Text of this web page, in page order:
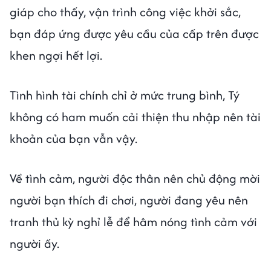
giáp cho thấy, vận trình công việc khởi sắc,
bạn đáp ứng được yêu cầu của cấp trên được
khen ngợi hết lợi.
Tình hình tài chính chỉ ở mức trung bình, Tý
không có ham muốn cải thiện thu nhập nên tài
khoản của bạn vẫn vậy.
Về tình cảm, người độc thân nên chủ động mời
người bạn thích đi chơi, người đang yêu nên
tranh thủ kỳ nghỉ lễ để hâm nóng tình cảm với
người ấy.